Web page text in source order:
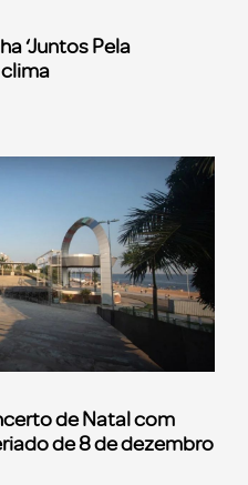
‘Juntos Pela
de Natal com
de 8 de dezembro